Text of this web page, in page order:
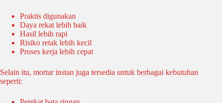
Praktis digunakan
Daya rekat lebih baik
Hasil lebih rapi
Risiko retak lebih kecil
Proses kerja lebih cepat
Selain itu, mortar instan juga tersedia untuk berbagai kebutuhan
seperti: